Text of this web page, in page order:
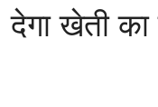
खेती का